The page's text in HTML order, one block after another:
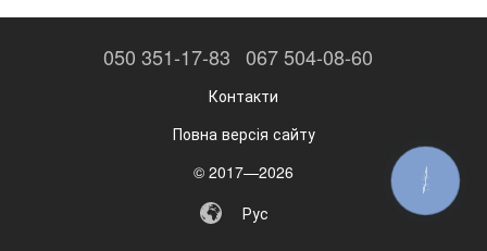
050 351-17-83 067 504-08-60
Контакти
Повна версія сайту
© 2017—2026
Рус
КНОПКА
ЗВ'ЯЗКУ